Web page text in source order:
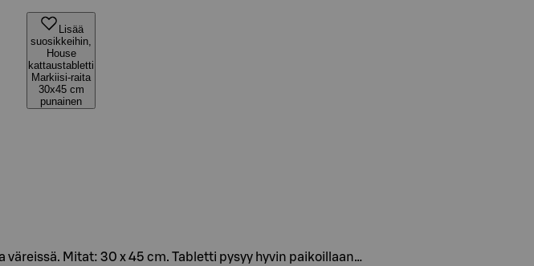
Lisää
suosikkeihin,
House
kattaustabletti
Markiisi-raita
30x45 cm
punainen
Mitat: 30 x 45 cm. Tabletti pysyy hyvin paikoillaan…